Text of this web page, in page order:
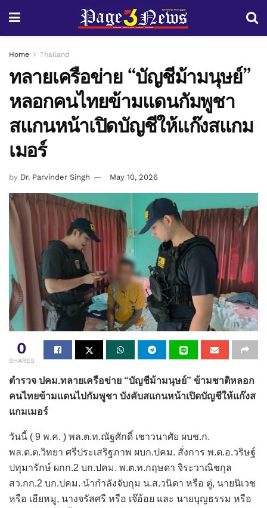
Home Thailand
ทลายเครือข่าย “บัญชีม้ามนุษย์”
หลอกคนไทยข้ามแดนกัมพูชา
สแกนหน้าเปิดบัญชีให้แก๊งสแกม
เมอร์
by Dr. Parvinder Singh May 10, 2026
0
SHARES
ตำรวจ ปคม.ทลายเครือข่าย “บัญชีม้ามนุษย์” ข้ามชาติหลอก
คนไทยข้ามแดนไปกัมพูชา บังคับสแกนหน้าเปิดบัญชีให้แก๊งส
แกมเมอร์
วันนี้ ( 9 พ.ค. ) พล.ต.ท.ณัฐศักดิ์ เชาวนาศัย ผบช.ก.
พล.ต.ต.วิทยา ศรีประเสริฐภาพ ผบก.ปคม. สั่งการ พ.ต.อ.วริษฐ์
ปทุมารักษ์ ผกก.2 บก.ปคม. พ.ต.ท.กฤษดา จิระวาณิชกุล
สว.กก.2 บก.ปคม. นำกำลังจับกุม น.ส.วนิดา หรือ ตู่, นายนิเวช
หรือ เฮียหมู, นางจรัสศรี หรือ เจ๊อ้อย และ นายบุญธรรม หรือ